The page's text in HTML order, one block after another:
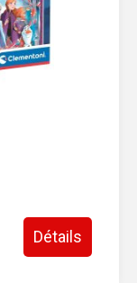
Détails